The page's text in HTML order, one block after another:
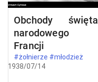
Obchody święta
narodowego
Francji
#żołnierze #młodzież
1938/07/14